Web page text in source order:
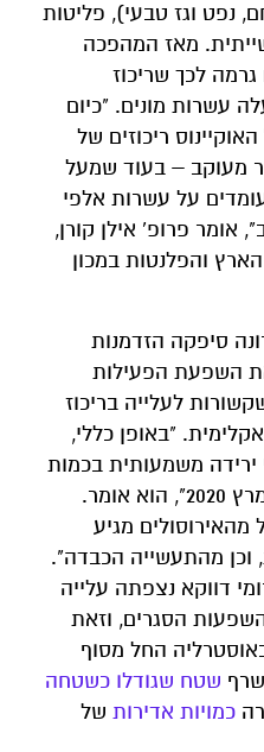
נפט וגז טבעי), פליטות
מאז המהפכה
לכך שריכוז
עשרות מונים. "כיום
ריכוזים של
מעוקב – בעוד שמעל
עומדים על עשרות אלפי
אומר פרופ' אילן קורן,
והפלנטות במכון
סיפקה הזדמנות
השפעת הפעילות
לעלייה בריכוז
"באופן כללי,
ירידה משמעותית בכמות
האירוסולים החל מסביבות מרץ 2020", הוא אומר.
מגיע
וכן מהתעשייה הכבדה".
דווקא נצפתה עלייה
הסגרים, וזאת
החל מסוף
שטח שגודלו כשטחה
כמויות אדירות של